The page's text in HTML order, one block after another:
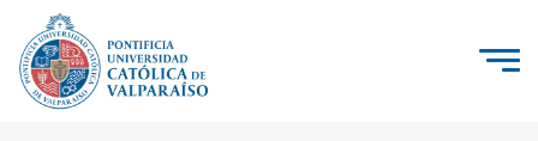
Click acá para ir directamente al contenido